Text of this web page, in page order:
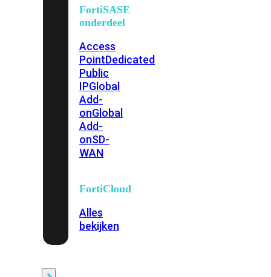
FortiSASE
onderdeel
Access
PointDedicated
Public
IPGlobal
Add-
onGlobal
Add-
onSD-
WAN
FortiCloud
Alles
bekijken